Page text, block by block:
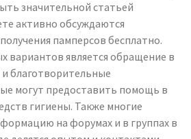
значительной статьей
активно обсуждаются
памперсов бесплатно.
вариантов является обращение в
благотворительные
могут предоставить помощь в
гигиены. Также многие
на форумах и в группах в